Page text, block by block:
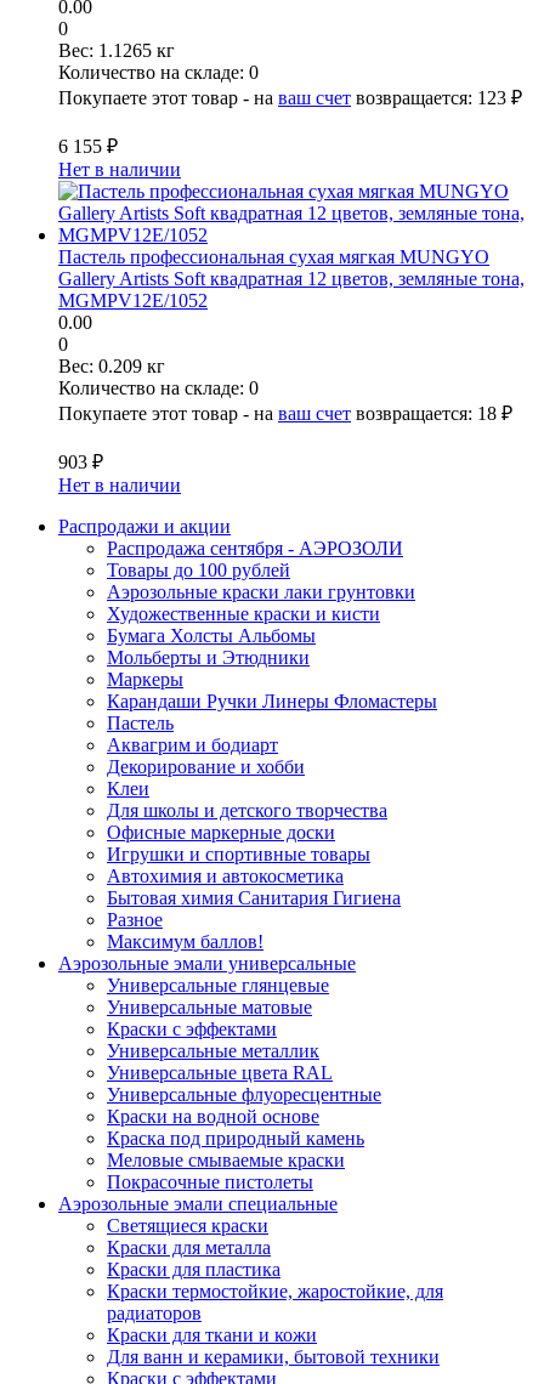
0.00
0
Вес: 1.1265 кг
Количество на складе: 0
Покупаете этот товар - на ваш счет возвращается: 123 ₽
6 155 ₽
Нет в наличии
Пастель профессиональная сухая мягкая MUNGYO
Gallery Artists Soft квадратная 12 цветов, земляные тона,
MGMPV12E/1052
0.00
0
Вес: 0.209 кг
Количество на складе: 0
Покупаете этот товар - на ваш счет возвращается: 18 ₽
903 ₽
Нет в наличии
Распродажи и акции
Распродажа сентября - АЭРОЗОЛИ
Товары до 100 рублей
Аэрозольные краски лаки грунтовки
Художественные краски и кисти
Бумага Холсты Альбомы
Мольберты и Этюдники
Маркеры
Карандаши Ручки Линеры Фломастеры
Пастель
Аквагрим и бодиарт
Декорирование и хобби
Клеи
Для школы и детского творчества
Офисные маркерные доски
Игрушки и спортивные товары
Автохимия и автокосметика
Бытовая химия Санитария Гигиена
Разное
Максимум баллов!
Аэрозольные эмали универсальные
Универсальные глянцевые
Универсальные матовые
Краски с эффектами
Универсальные металлик
Универсальные цвета RAL
Универсальные флуоресцентные
Краски на водной основе
Краска под природный камень
Меловые смываемые краски
Покрасочные пистолеты
Аэрозольные эмали специальные
Светящиеся краски
Краски для металла
Краски для пластика
Краски термостойкие, жаростойкие, для
радиаторов
Краски для ткани и кожи
Для ванн и керамики, бытовой техники
Краски с эффектами